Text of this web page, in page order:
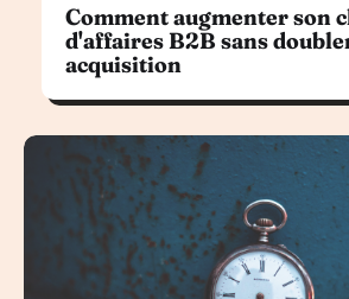
Comment augmenter son
d'affaires B2B sans
acquisition